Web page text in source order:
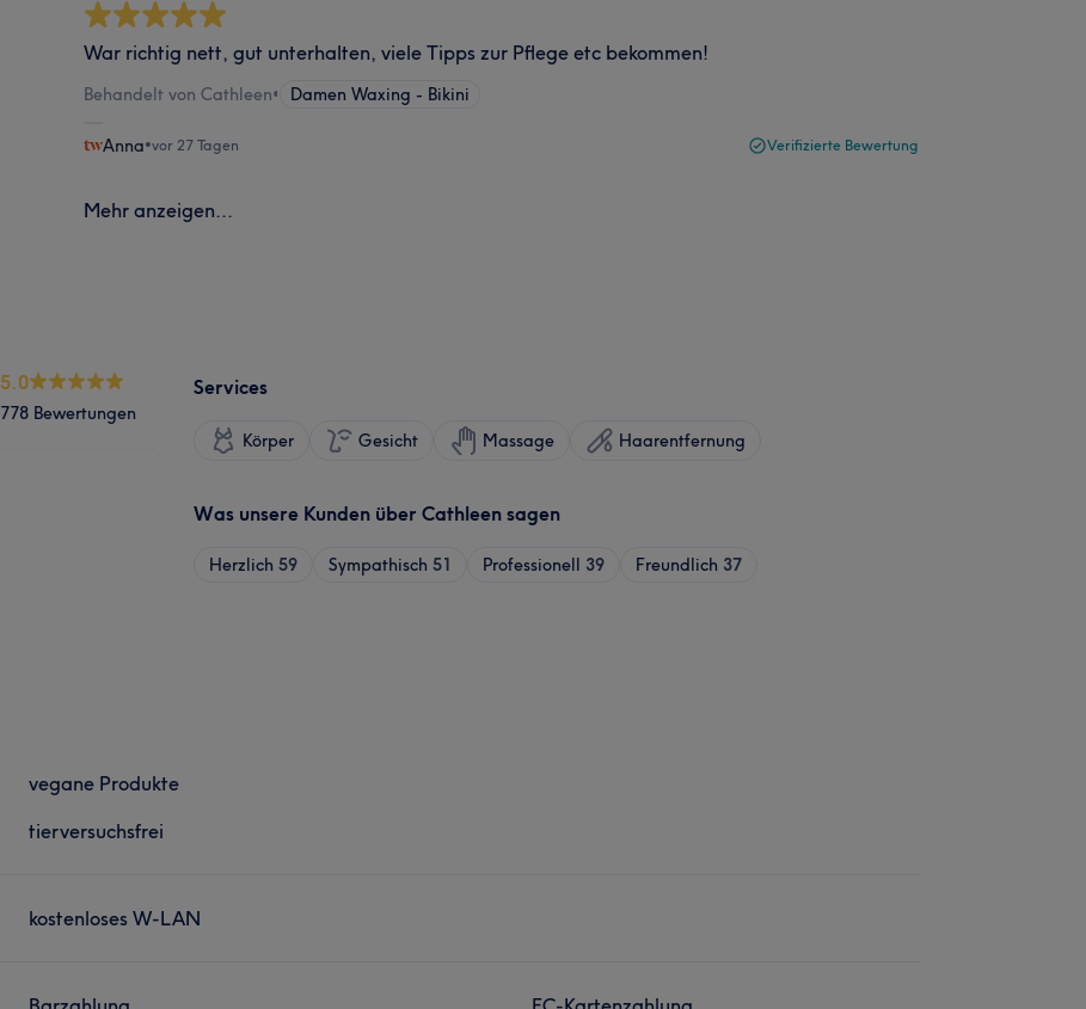
War richtig nett, gut unterhalten, viele Tipps zur Pflege etc bekommen!
Behandelt von Cathleen• Damen Waxing - Bikini
Anna•vor 27 Tagen Verifizierte Bewertung
Mehr anzeigen...
5.0
778 Bewertungen
Services
Körper Gesicht Massage Haarentfernung
Was unsere Kunden über Cathleen sagen
Herzlich 59 Sympathisch 51 Professionell 39 Freundlich 37
vegane Produkte
tierversuchsfrei
kostenloses W-LAN